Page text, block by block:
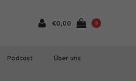
€0,00 0
Podcast Über uns